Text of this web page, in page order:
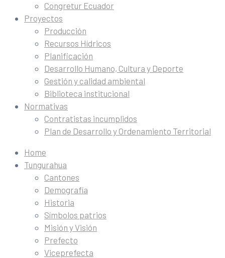
Congretur Ecuador
Proyectos
Producción
Recursos Hídricos
Planificación
Desarrollo Humano, Cultura y Deporte
Gestión y calidad ambiental
Biblioteca institucional
Normativas
Contratistas incumplidos
Plan de Desarrollo y Ordenamiento Territorial
Home
Tungurahua
Cantones
Demografía
Historia
Símbolos patrios
Misión y Visión
Prefecto
Viceprefecta